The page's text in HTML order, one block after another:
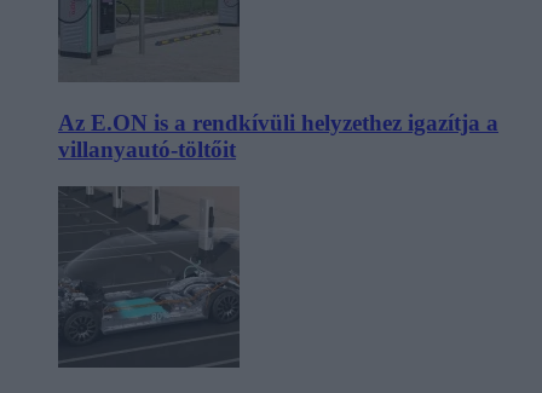
Az E.ON is a rendkívüli helyzethez igazítja a
villanyautó-töltőit